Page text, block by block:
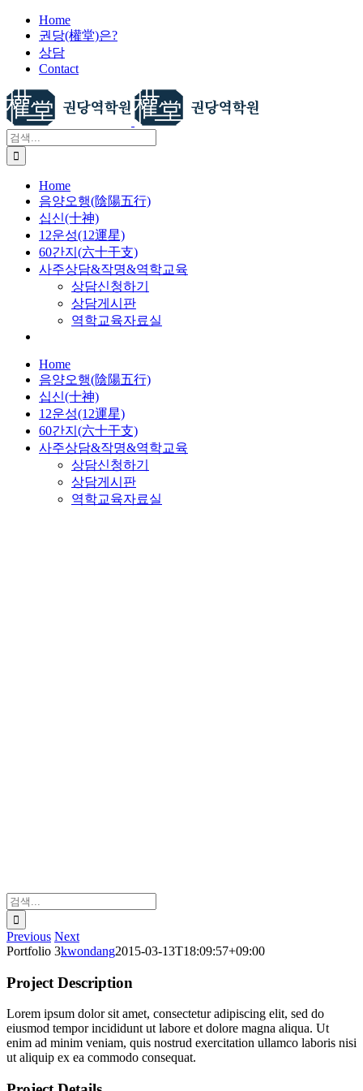
건
너
뛰
기
Home
권당(權堂)은?
상담
Contact
검
색:
Home
음양오행(陰陽五行)
십신(十神)
12운성(12運星)
60간지(六十干支)
사주상담&작명&역학교육
상담신청하기
상담게시판
역학교육자료실
Home
음양오행(陰陽五行)
십신(十神)
12운성(12運星)
60간지(六十干支)
사주상담&작명&역학교육
상담신청하기
상담게시판
역학교육자료실
검
색:
Previous Next
Portfolio 3kwondang2015-03-13T18:09:57+09:00
Project Description
Lorem ipsum dolor sit amet, consectetur adipiscing elit, sed do
eiusmod tempor incididunt ut labore et dolore magna aliqua. Ut
enim ad minim veniam, quis nostrud exercitation ullamco laboris nisi
ut aliquip ex ea commodo consequat.